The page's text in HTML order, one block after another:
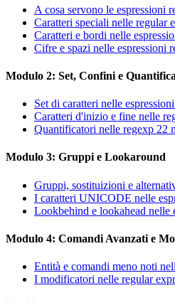
A cosa servono le espressioni
Caratteri speciali nelle regular
Caratteri e bordi nelle
Cifre e spazi nelle espressioni
Modulo 2: Set, Confini e
Set di caratteri nelle
Caratteri d'inizio e fine nelle
Quantificatori nelle regexp 22
Modulo 3: Gruppi e Lookaround
Gruppi, sostituizioni e
I caratteri UNICODE nelle
Lookbehind e lookahead nelle
Modulo 4: Comandi Avanzati e
Entità e comandi meno noti
I modificatori nelle regular